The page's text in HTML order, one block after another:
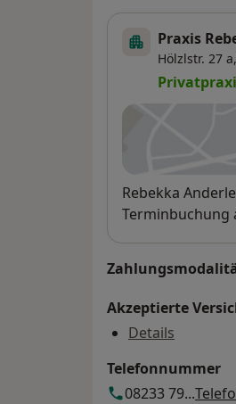
Praxis
Hölzlstr. 27 a,
Verfügbarkeit
Rebekka
Terminbuchung
Akzeptierte
Details
Telefonnummer
08233 79...